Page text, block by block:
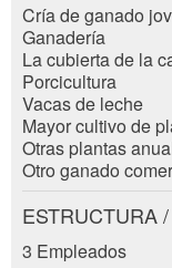
Adresse
Cría de ganado
Ganadería
La cubierta de la
Porcicultura
Vacas de leche
Mayor cultivo de
Otras plantas
Otro ganado
ESTRUCTURA
3 Empleados